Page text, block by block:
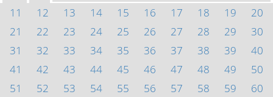
11
12 13 14 15 16 17 18 19
20
21
22 23 24 25 26 27 28 29
30
31
32 33 34 35 36 37 38 39
40
41
42 43 44 45 46 47 48 49
50
51
52 53 54 55 56 57 58 59
60